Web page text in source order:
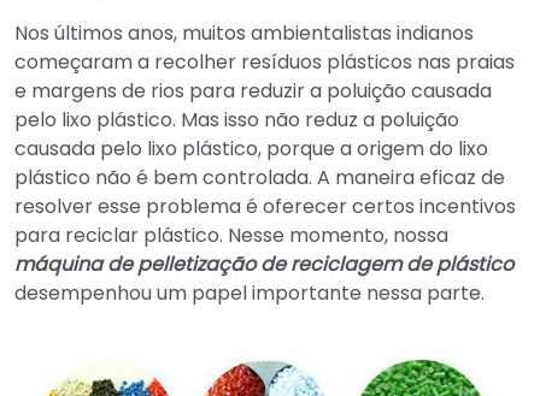
Nos últimos anos, muitos ambientalistas indianos
começaram a recolher resíduos plásticos nas praias
e margens de rios para reduzir a poluição causada
pelo lixo plástico. Mas isso não reduz a poluição
causada pelo lixo plástico, porque a origem do lixo
plástico não é bem controlada. A maneira eficaz de
resolver esse problema é oferecer certos incentivos
para reciclar plástico. Nesse momento, nossa
máquina de pelletização de reciclagem de plástico
desempenhou um papel importante nessa parte.